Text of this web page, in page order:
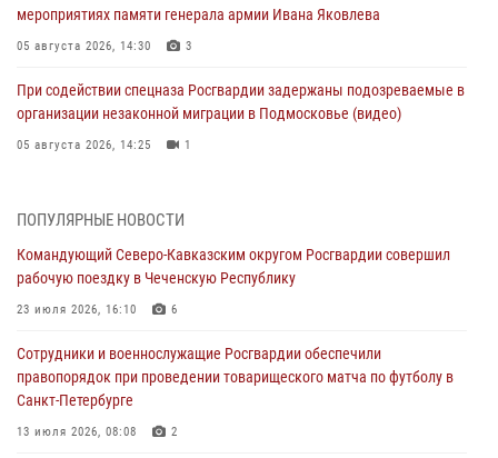
мероприятиях памяти генерала армии Ивана Яковлева
05 августа 2026, 14:30 3
При содействии спецназа Росгвардии задержаны подозреваемые в
организации незаконной миграции в Подмосковье (видео)
05 августа 2026, 14:25 1
задержании подозреваемых в причинении имущественного ущерба
Формулу безопасности показал спецназ Росгвардии юным
динамовцам Свердловской области
В столице росгвардейцы задержали мужчину, устроившего дебош в
букмекерской конторе (видео)
05 августа 2026, 13:25
ПОПУЛЯРНЫЕ НОВОСТИ
Командующий Северо-Кавказским округом Росгвардии совершил
рабочую поездку в Чеченскую Республику
23 июля 2026, 16:10 6
Сотрудники и военнослужащие Росгвардии обеспечили
правопорядок при проведении товарищеского матча по футболу в
Санкт-Петербурге
13 июля 2026, 08:08 2